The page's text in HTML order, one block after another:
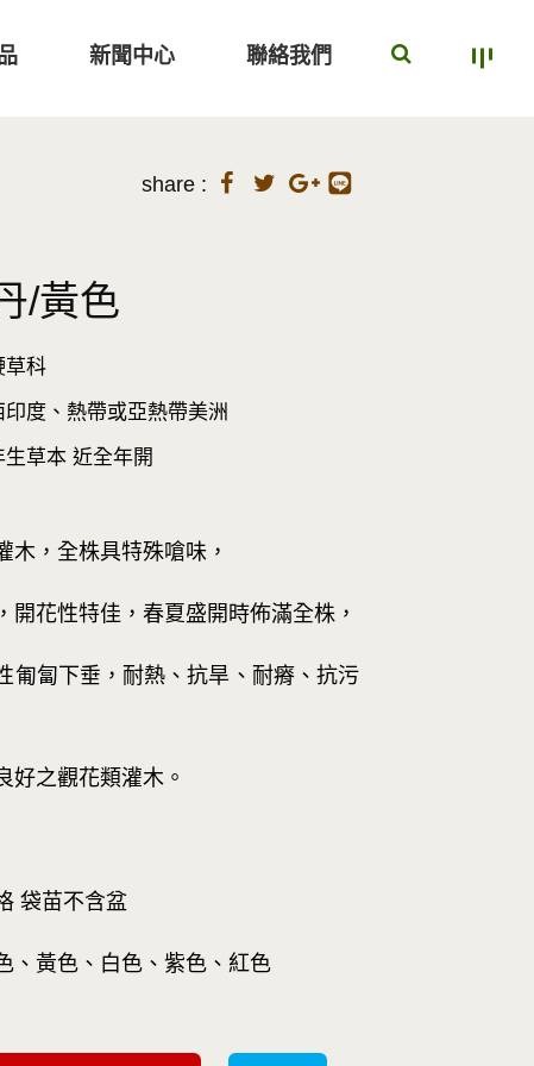
新聞中心 聯絡我們
share :
/黃色
草科
印度、熱帶或亞熱帶美洲
生草本 近全年開
木，全株具特殊嗆味，
開花性特佳，春夏盛開時佈滿全株，
匍匐下垂，耐熱、抗旱、耐瘠、抗污
好之觀花類灌木。
袋苗不含盆
、黃色、白色、紫色、紅色